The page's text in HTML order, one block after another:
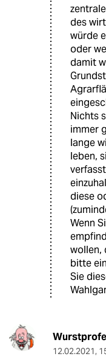
des
würde
oder
damit
Nichts
immer
lange
leben,
diese
Wenn
wollen,
bitte
Sie
12.02.2021,